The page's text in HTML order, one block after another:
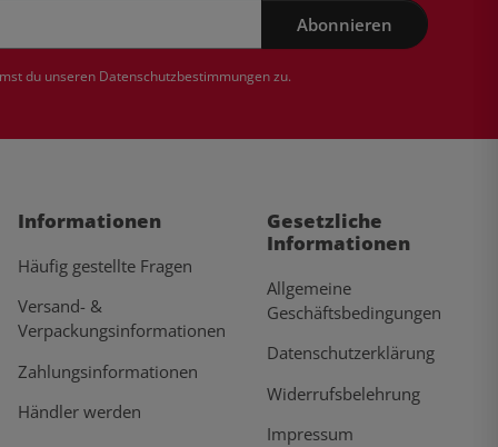
Abonnieren
du unseren Datenschutzbestimmungenzu.
Informationen
Häufig gestellte Fragen
Versand- &
Verpackungsinformationen
Zahlungsinformationen
Händler werden
Gesetzliche
Informationen
Allgemeine
Geschäftsbedingungen
Datenschutzerklärung
Widerrufsbelehrung
Impressum